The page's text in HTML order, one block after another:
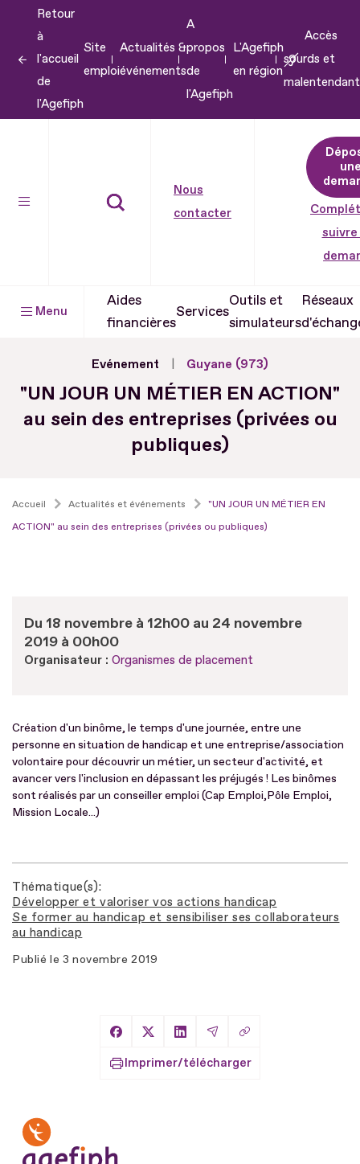
contenu
Retour
à
l'accueil
de
l'Agefiph
Site
emploi
Actualités &
événements
A
propos
de
l'Agefiph
L'Agefiph
en région
Accès
sourds et
Nous
contacter
suivre
Menu
Aides
financières
Services
Outils et
simulateurs
Réseaux
Evénement Guyane (973)
"UN JOUR UN MÉTIER EN ACTION"
au sein des entreprises (privées ou
publiques)
Accueil Actualités et événements
"UN JOUR UN MÉTIER EN
ACTION" au sein des entreprises (privées ou publiques)
Du 18 novembre à 12h00 au 24 novembre
2019 à 00h00
Organisateur : Organismes de placement
Création d'un binôme, le temps d'une journée, entre une
personne en situation de handicap et une entreprise/association
volontaire pour découvrir un métier, un secteur d'activité, et
avancer vers l'inclusion en dépassant les préjugés ! Les binômes
sont réalisés par un conseiller emploi (Cap Emploi,Pôle Emploi,
Mission Locale...)
Thématique(s)
Développer et valoriser vos actions handicap
Se former au handicap et sensibiliser ses collaborateurs
au handicap
Publié le 3 novembre 2019
Partager sur Facebook
Partager sur X
Partager sur LinkedIn
Partager par Email
Copier le lien
Imprimer/télécharger